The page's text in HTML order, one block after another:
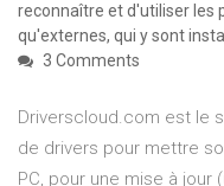
reconnaître et d'utiliser les
qu'externes, qui y sont
3 Comments
Driverscloud.com est le
de drivers pour mettre
PC, pour une mise à